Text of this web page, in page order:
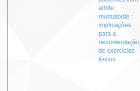
artrite
reumatoide :
implicações
para a
recomendação
de exercícios
físicos